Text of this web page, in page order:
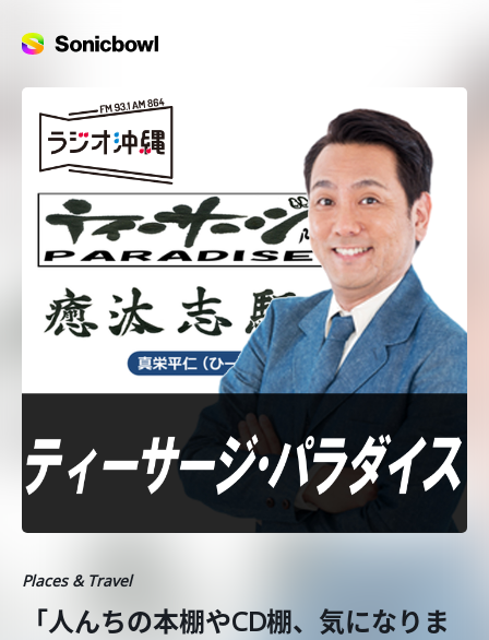
Places & Travel
「人んちの本棚やCD棚、気になりま